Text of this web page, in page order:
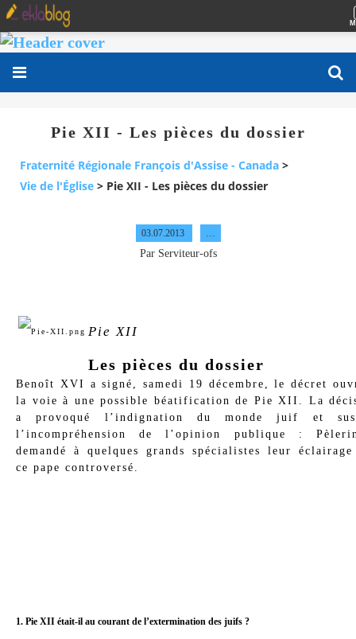
Pie XII - Les pièces du dossier
Fraternité Régionale François d'Assise - Canada >
Vie de l'Église > Pie XII - Les pièces du dossier
03.07.2013
Par Serviteur-ofs
Pie XII
Les pièces du dossier
Benoît XVI a signé, samedi 19 décembre, le décret
la voie à une possible béatification de Pie XII. La
a provoqué l’indignation du monde juif et
l’incompréhension de l’opinion publique :
demandé à quelques grands spécialistes leur
ce pape controversé.
1. Pie XII était-il au courant de l’extermination des juifs ?